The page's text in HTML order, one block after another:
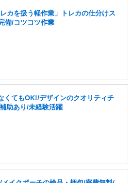
カを扱う軽作業」トレカの仕分けス
備/コツコツ作業
くてもOK!/デザインのクオリティチ
助あり/未経験活躍